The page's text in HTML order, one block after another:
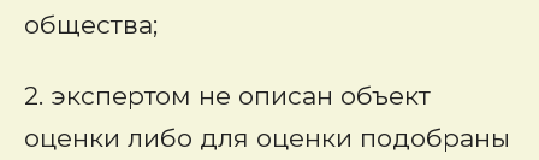
общества;
2. экспертом не описан объект
оценки либо для оценки подобраны